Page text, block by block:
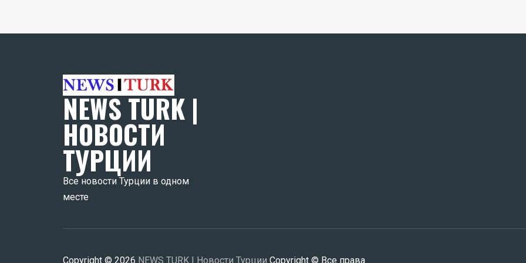
NEWS TURK |
НОВОСТИ
ТУРЦИИ
Все новости Турции в одном
месте
Copyright © 2026 NEWS TURK | Новости Турции Copyright © Все права